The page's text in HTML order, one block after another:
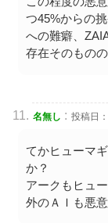
つ45%からの
への難癖、
存在そのものの
名無し : 投稿日
てかヒューマ
か？
アークもヒュ
外のＡＩも悪